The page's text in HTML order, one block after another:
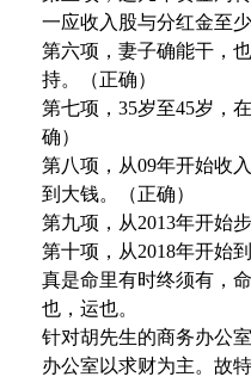
一应收入股与分红金至
第六项，妻子确能干，
持。（正确）
第七项，35岁至45岁，
确）
第八项，从09年开始收
到大钱。（正确）
第九项，从2013年开始
第十项，从2018年开始
真是命里有时终须有，
也，运也。
针对胡先生的商务办公
办公室以求财为主。故